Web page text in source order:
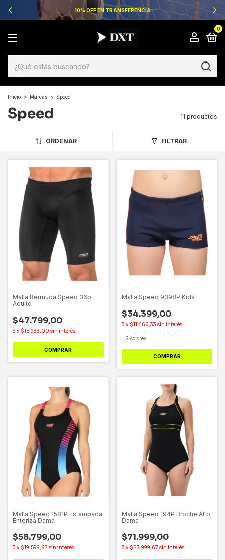
10% OFF EN TRANSFERENCIA
0
Inicio > Marcas > Speed
Speed 11 productos
ORDENAR FILTRAR
Malla Bermuda Speed 36p
Adulto
$47.799,00
3 x $15.933,00 sin interés
COMPRAR
Malla Speed 9398P Kids
$34.399,00
3 x $11.466,33 sin interés
2 colores
COMPRAR
Malla Speed 1581P Estampada
Enteriza Dama
$58.799,00
3 x $19.599,67 sin interés
Malla Speed 194P Broche Alto
Dama
$71.999,00
3 x $23.999,67 sin interés